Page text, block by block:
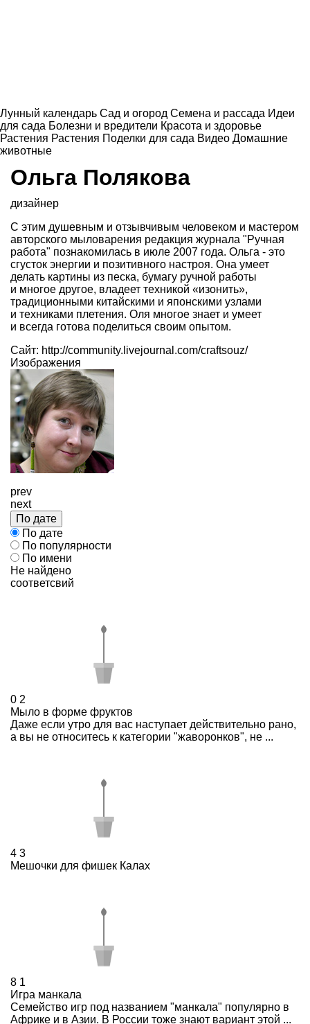
Лунный календарь Сад и огород Семена и рассада Идеи
для сада Болезни и вредители Красота и здоровье
Растения Растения Поделки для сада Видео Домашние
животные
Ольга Полякова
дизайнер
С этим душевным и отзывчивым человеком и мастером
авторского мыловарения редакция журнала "Ручная
работа" познакомилась в июле 2007 года. Ольга - это
сгусток энергии и позитивного настроя. Она умеет
делать картины из песка, бумагу ручной работы
и многое другое, владеет техникой «изонить»,
традиционными китайскими и японскими узлами
и техниками плетения. Оля многое знает и умеет
и всегда готова поделиться своим опытом.
Cайт: http://community.livejournal.com/craftsouz/
Изображения
prev
next
По дате
По дате
По популярности
По имени
Не найдено
соответсвий
0 2
Мыло в форме фруктов
Даже если утро для вас наступает действительно рано,
а вы не относитесь к категории "жаворонков", не ...
4 3
Мешочки для фишек Калах
8 1
Игра манкала
Семейство игр под названием "манкала" популярно в
Африке и в Азии. В России тоже знают вариант этой ...